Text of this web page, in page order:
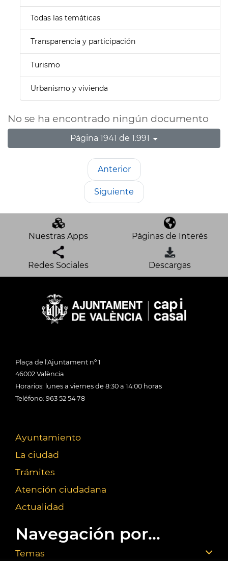
Todas las temáticas
Transparencia y participación
Turismo
Urbanismo y vivienda
No se ha encontrado ningún documento
Página 1941 de 1.991
Anterior
Siguiente
Nuestras Apps Páginas de Interés
Redes Sociales Descargas
Plaça de l'Ajuntament nº 1
46002 València
Horarios: lunes a viernes de 8:30 a 14:00 horas
Teléfono: 963 52 54 78
Ayuntamiento
La ciudad
Trámites
Atención ciudadana
Actualidad
Navegación por...
Temas